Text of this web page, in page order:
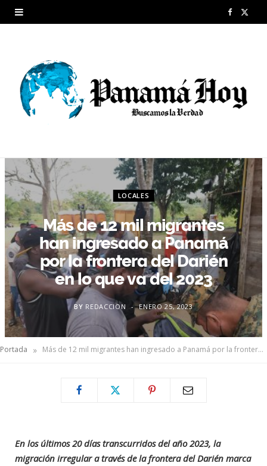
F
b
k
)
LOCALES
Más de 12 mil migrantes
han ingresado a Panamá
por la frontera del Darién
en lo que va del 2023
BY REDACCION ENERO 25, 2023
Portada » Más de 12 mil migrantes han ingresado a Panamá por la frontera del Darién en lo que va del 2023
En los últimos 20 días transcurridos del año 2023, la
migración irregular a través de la frontera del Darién marca